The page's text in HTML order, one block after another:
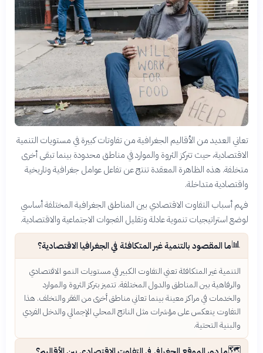
تعاني العديد من الأقاليم الجغرافية من تفاوتات كبيرة في مستويات التنمية
الاقتصادية، حيث تتركز الثروة والموارد في مناطق محدودة بينما تبقى أخرى
متخلفة. هذه الظاهرة المعقدة تنتج عن تفاعل عوامل جغرافية وتاريخية
واقتصادية متداخلة.
فهم أسباب التفاوت الاقتصادي بين المناطق الجغرافية المختلفة أساسي
لوضع استراتيجيات تنموية عادلة وتقليل الفجوات الاجتماعية والاقتصادية.
📊ما المقصود بالتنمية غير المتكافئة في الجغرافيا الاقتصادية؟
التنمية غير المتكافئة تعني التفاوت الكبير في مستويات النمو الاقتصادي
والرفاهية بين المناطق والدول المختلفة. تتميز بتركز الثروة والموارد
والخدمات في مراكز معينة بينما تعاني مناطق أخرى من الفقر والتخلف. هذا
التفاوت ينعكس على مؤشرات مثل الناتج المحلي الإجمالي والدخل الفردي
والبنية التحتية.
🗺️